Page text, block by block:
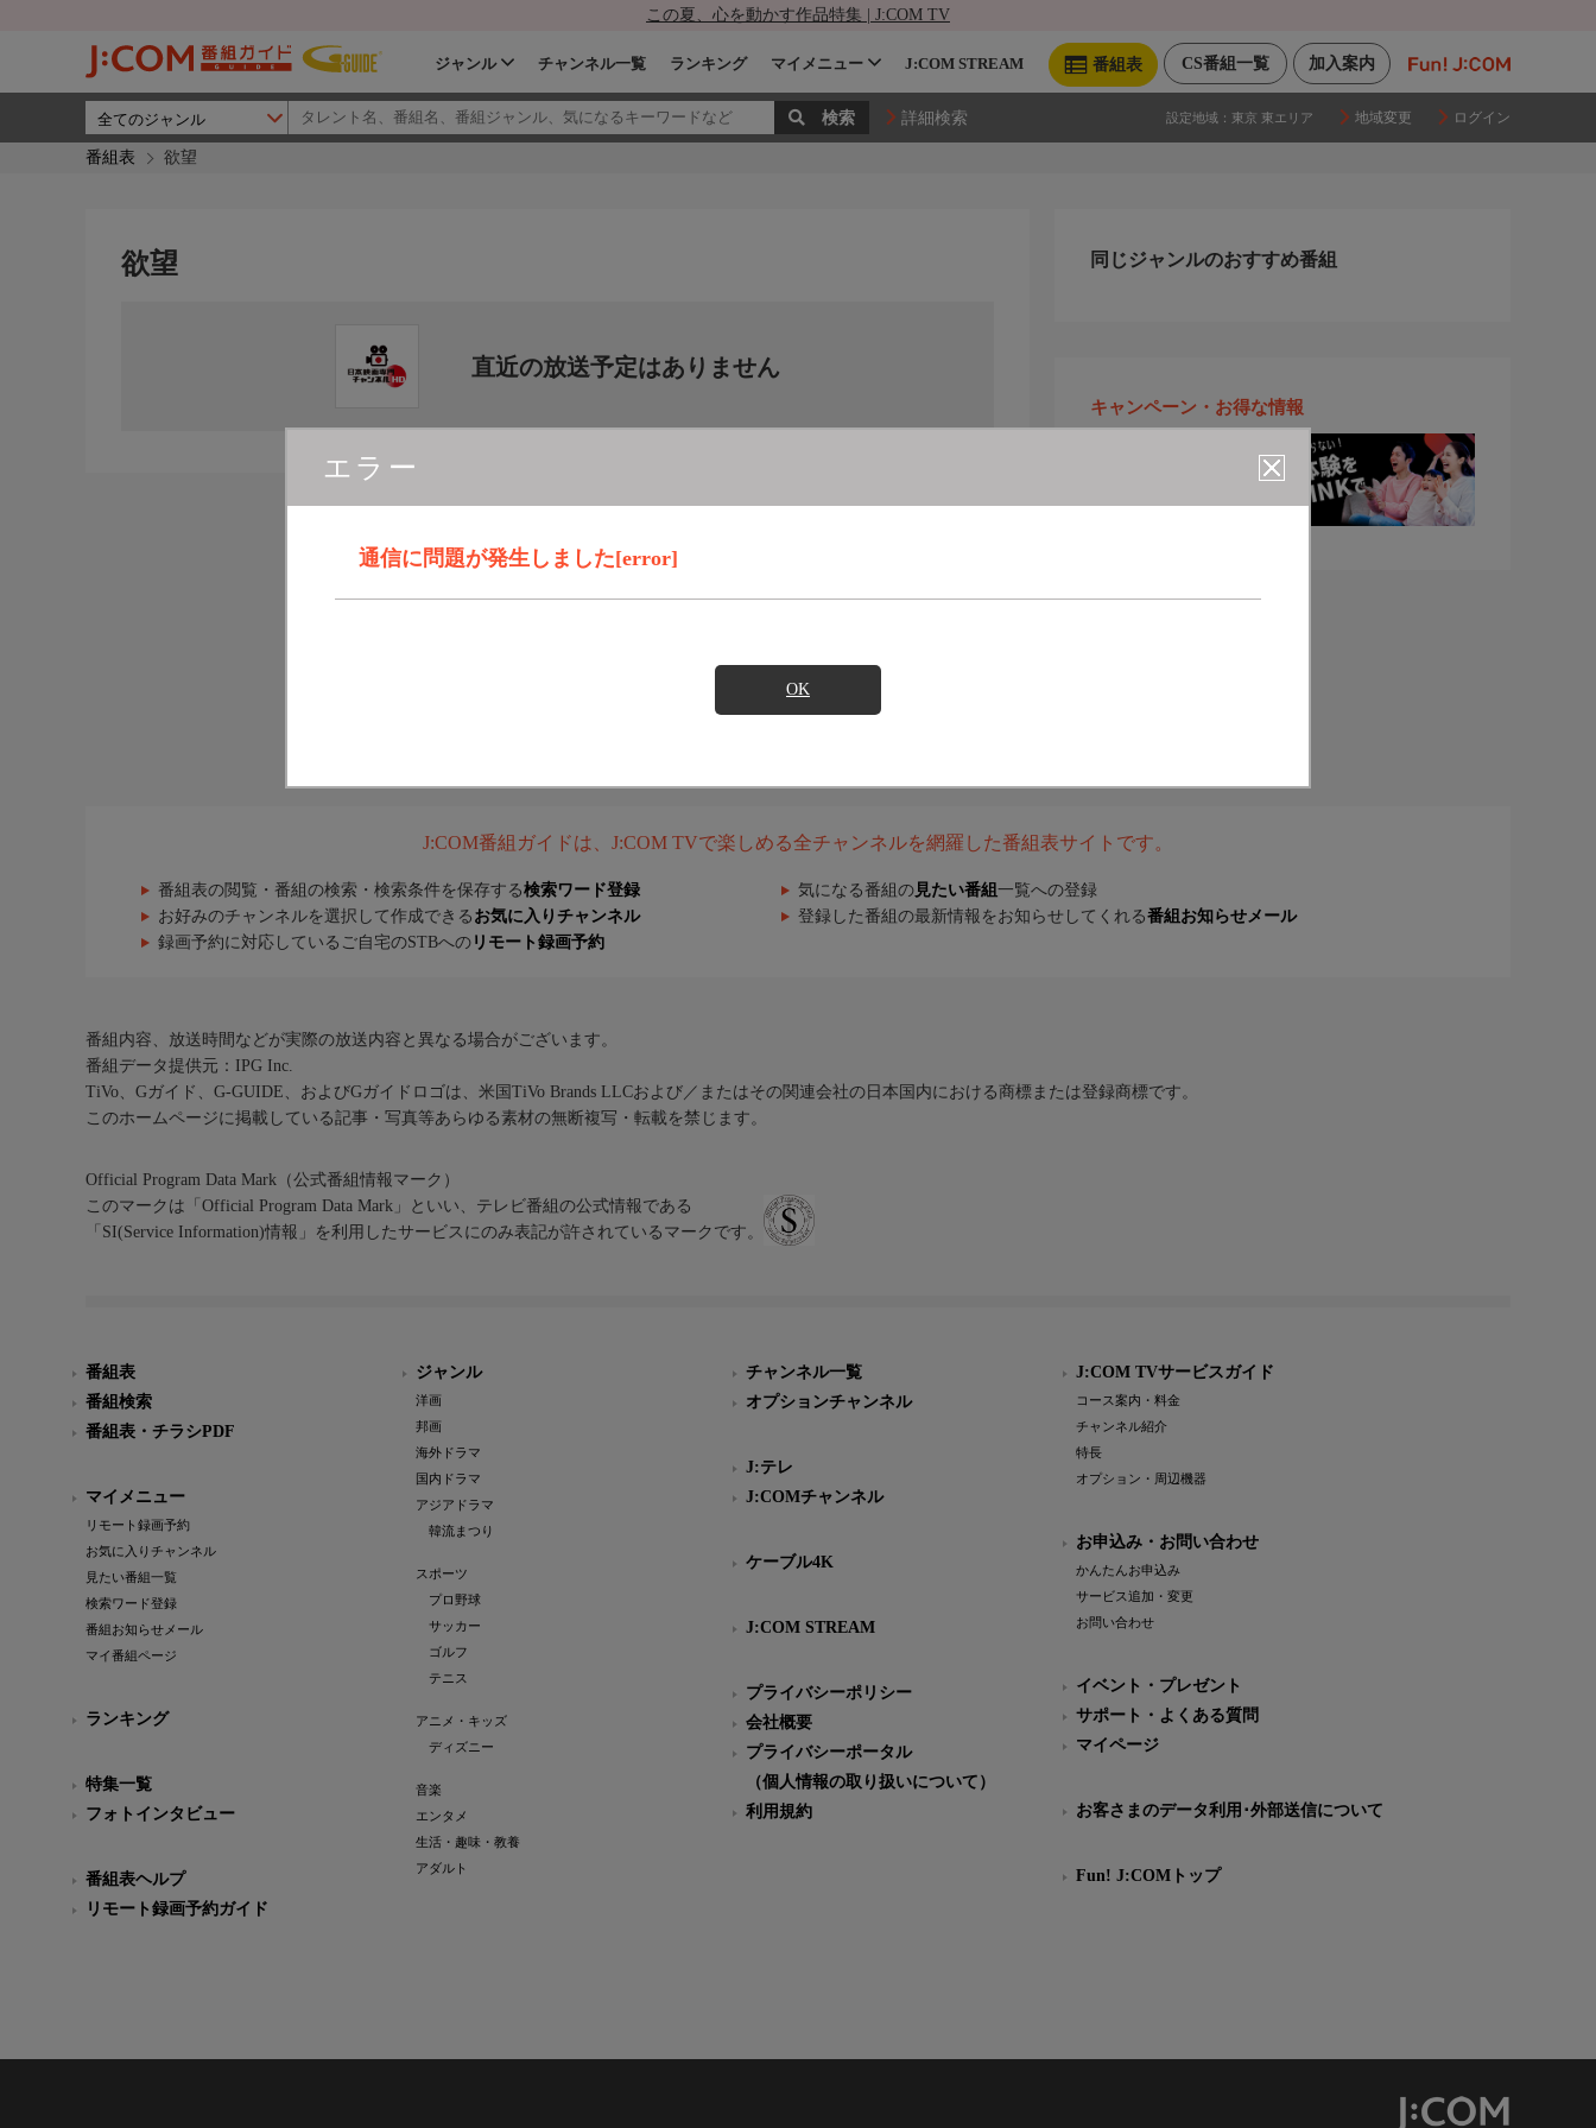
この夏、心を動かす作品特集 | J:COM TV
加入案内
CS番組一覧
番組表
ジャンル チャンネル一覧 ランキング マイメニュー J:COM STREAM
詳細検索 設定地域： 東京 東エリア 地域変更 ログイン
番組表 欲望
エラー
通信に問題が発生しました[error]
OK
欲望
直近の放送予定はありません
同じジャンルのおすすめ番組
キャンペーン・お得な情報
J:COM番組ガイドは、J:COM TVで楽しめる全チャンネルを網羅した番組表サイトです。
番組表の閲覧・番組の検索・検索条件を保存する検索ワード登録 気になる番組の 見たい番組 一覧への登録
お好みのチャンネルを選択して作成できる お気に入りチャンネル 登録した番組の最新情報をお知らせしてくれる番組お知らせメール
録画予約に対応しているご自宅のSTBへの リモート録画予約
番組内容、放送時間などが実際の放送内容と異なる場合がございます。
番組データ提供元：IPG Inc.
TiVo、Gガイド、G-GUIDE、およびGガイドロゴは、米国TiVo Brands LLCおよび／またはその関連会社の日本国内における商標または登録商標です。
このホームページに掲載している記事・写真等あらゆる素材の無断複写・転載を禁じます。
Official Program Data Mark（公式番組情報マーク）
このマークは「Official Program Data Mark」といい、テレビ番組の公式情報である
「SI(Service Information)情報」を利用したサービスにのみ表記が許されているマークです。
番組表
番組検索
番組表・チラシPDF
マイメニュー
リモート録画予約
お気に入りチャンネル
見たい番組一覧
検索ワード登録
番組お知らせメール
マイ番組ページ
ランキング
特集一覧
フォトインタビュー
番組表ヘルプ
リモート録画予約ガイド
ジャンル
洋画
邦画
海外ドラマ
国内ドラマ
アジアドラマ
韓流まつり
スポーツ
プロ野球
サッカー
ゴルフ
テニス
アニメ・キッズ
ディズニー
音楽
エンタメ
生活・趣味・教養
アダルト
チャンネル一覧
オプションチャンネル
J:テレ
J:COMチャンネル
ケーブル4K
J:COM STREAM
プライバシーポリシー
会社概要
プライバシーポータル
（個人情報の取り扱いについて）
利用規約
J:COM TVサービスガイド
コース案内・料金
チャンネル紹介
特長
オプション・周辺機器
お申込み・お問い合わせ
かんたんお申込み
サービス追加・変更
お問い合わせ
イベント・プレゼント
サポート・よくある質問
マイページ
お客さまのデータ利用･外部送信について
Fun! J:COMトップ